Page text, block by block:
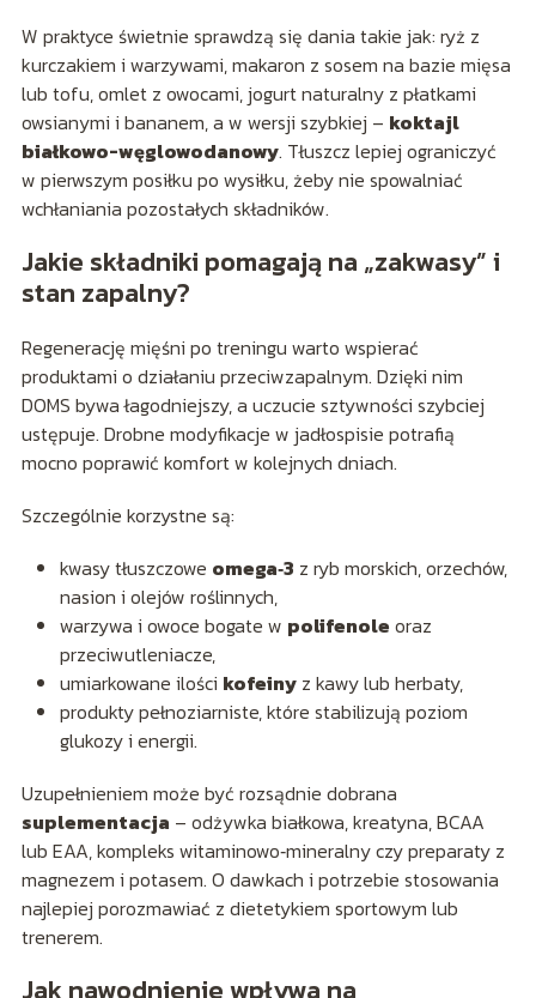
W praktyce świetnie sprawdzą się dania takie jak: ryż z
kurczakiem i warzywami, makaron z sosem na bazie mięsa
lub tofu, omlet z owocami, jogurt naturalny z płatkami
owsianymi i bananem, a w wersji szybkiej – koktajl
białkowo-węglowodanowy. Tłuszcz lepiej ograniczyć
w pierwszym posiłku po wysiłku, żeby nie spowalniać
wchłaniania pozostałych składników.
Jakie składniki pomagają na „zakwasy” i
stan zapalny?
Regenerację mięśni po treningu warto wspierać
produktami o działaniu przeciwzapalnym. Dzięki nim
DOMS bywa łagodniejszy, a uczucie sztywności szybciej
ustępuje. Drobne modyfikacje w jadłospisie potrafią
mocno poprawić komfort w kolejnych dniach.
Szczególnie korzystne są:
kwasy tłuszczowe omega‑3 z ryb morskich, orzechów,
nasion i olejów roślinnych,
warzywa i owoce bogate w polifenole oraz
przeciwutleniacze,
umiarkowane ilości kofeinyz kawy lub herbaty,
produkty pełnoziarniste, które stabilizują poziom
glukozy i energii.
Uzupełnieniem może być rozsądnie dobrana
suplementacja – odżywka białkowa, kreatyna, BCAA
lub EAA, kompleks witaminowo‑mineralny czy preparaty z
magnezem i potasem. O dawkach i potrzebie stosowania
najlepiej porozmawiać z dietetykiem sportowym lub
trenerem.